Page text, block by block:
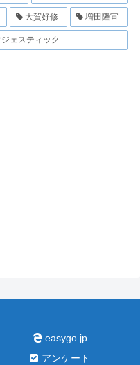
大賀好修 増田隆宣
ジェスティック
easygo.jp
アンケート